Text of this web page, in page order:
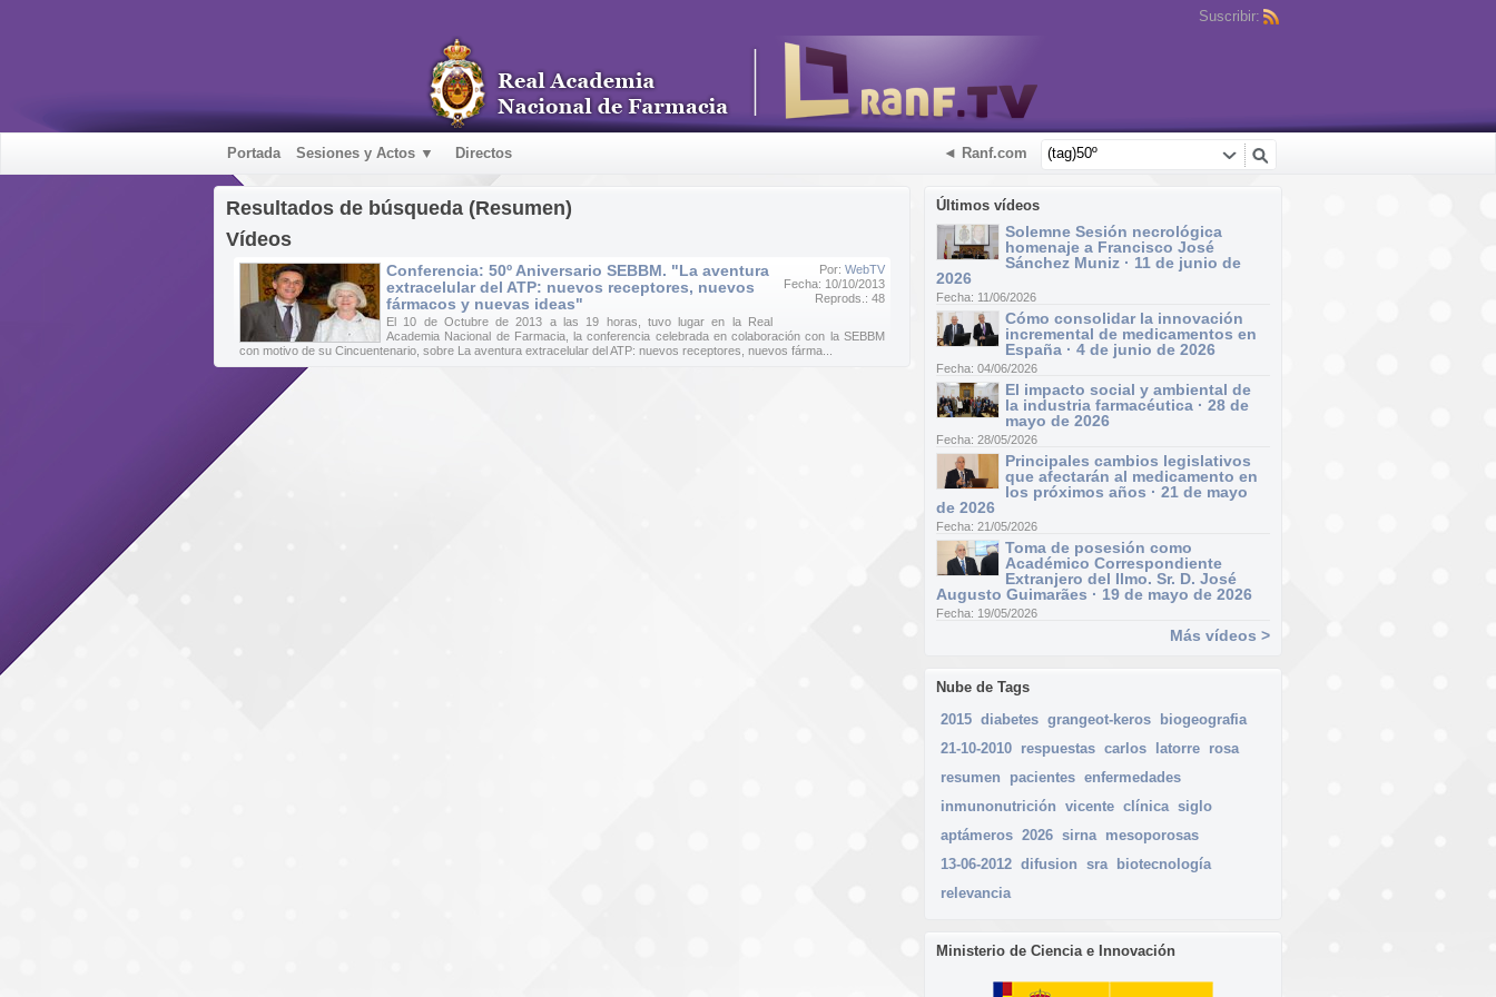
Suscribir:
Portada Sesiones y Actos ▼ Directos ◄ Ranf.com
Últimos vídeos
Solemne Sesión necrológica
homenaje a Francisco José
Sánchez Muniz · 11 de junio de
2026
Fecha: 11/06/2026
Cómo consolidar la innovación
incremental de medicamentos en
España · 4 de junio de 2026
Fecha: 04/06/2026
El impacto social y ambiental de
la industria farmacéutica · 28 de
mayo de 2026
Fecha: 28/05/2026
Principales cambios legislativos
que afectarán al medicamento en
los próximos años · 21 de mayo
de 2026
Fecha: 21/05/2026
Toma de posesión como
Académico Correspondiente
Extranjero del Ilmo. Sr. D. José
Augusto Guimarães · 19 de mayo de 2026
Fecha: 19/05/2026
Más vídeos >
Nube de Tags
2015 diabetes grangeot-keros
biogeografia
21-10-2010 respuestas carlos latorre rosa
resumen
pacientes enfermedades
inmunonutrición vicente clínica siglo
aptámeros 2026 sirna mesoporosas
13-06-2012 difusion sra
biotecnología
relevancia
Ministerio de Ciencia e Innovación
Resultados de búsqueda (Resumen)
Vídeos
Por: WebTV
Fecha: 10/10/2013
Reprods.: 48
Conferencia: 50º Aniversario SEBBM. "La aventura
extracelular del ATP: nuevos receptores, nuevos
fármacos y nuevas ideas"
El 10 de Octubre de 2013 a las 19 horas, tuvo lugar en la Real
Academia Nacional de Farmacia, la conferencia celebrada en colaboración con la SEBBM
con motivo de su Cincuentenario, sobre La aventura extracelular del ATP: nuevos receptores, nuevos fárma...